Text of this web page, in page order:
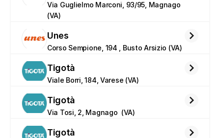
Via Guglielmo Marconi, 93/95, Magnago
(VA)
Unes
Corso Sempione, 194 , Busto Arsizio (VA)
Tigotà
Viale Borri, 184, Varese (VA)
Tigotà
Via Tosi, 2, Magnago  (VA)
Tigotà